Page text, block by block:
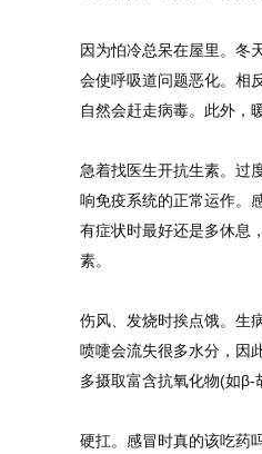
因为怕冷总呆在屋里。冬
会使呼吸道问题恶化。相
自然会赶走病毒。此外，
急着找医生开抗生素。过
响免疫系统的正常运作。
有症状时最好还是多休息
素。
伤风、发烧时挨点饿。生
喷嚏会流失很多水分，因
多摄取富含抗氧化物(如β-
硬扛。感冒时真的该吃药